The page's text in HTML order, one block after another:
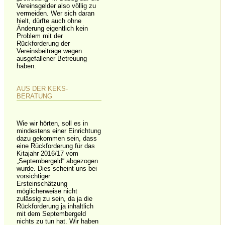
Vereinsgelder also völlig zu
vermeiden. Wer sich daran
hielt, dürfte auch ohne
Änderung eigentlich kein
Problem mit der
Rückforderung der
Vereinsbeiträge wegen
ausgefallener Betreuung
haben.
AUS DER KEKS-
BERATUNG
Wie wir hörten, soll es in
mindestens einer Einrichtung
dazu gekommen sein, dass
eine Rückforderung für das
Kitajahr 2016/17 vom
„Septembergeld“ abgezogen
wurde. Dies scheint uns bei
vorsichtiger
Ersteinschätzung
möglicherweise nicht
zulässig zu sein, da ja die
Rückforderung ja inhaltlich
mit dem Septembergeld
nichts zu tun hat. Wir haben